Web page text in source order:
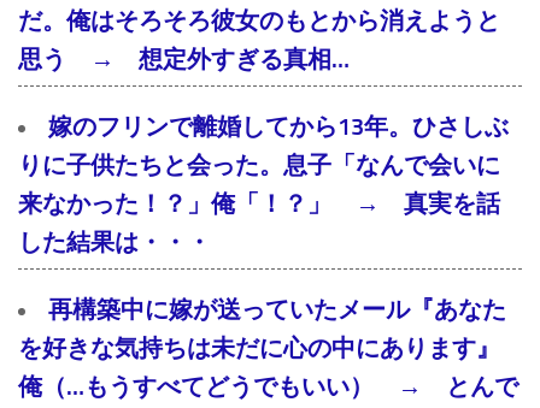
だ。俺はそろそろ彼女のもとから消えようと
思う → 想定外すぎる真相…
嫁のフリンで離婚してから13年。ひさしぶ
りに子供たちと会った。息子「なんで会いに
来なかった！？」俺「！？」 → 真実を話
した結果は・・・
再構築中に嫁が送っていたメール『あなた
を好きな気持ちは未だに心の中にあります』
俺（…もうすべてどうでもいい） → とんで